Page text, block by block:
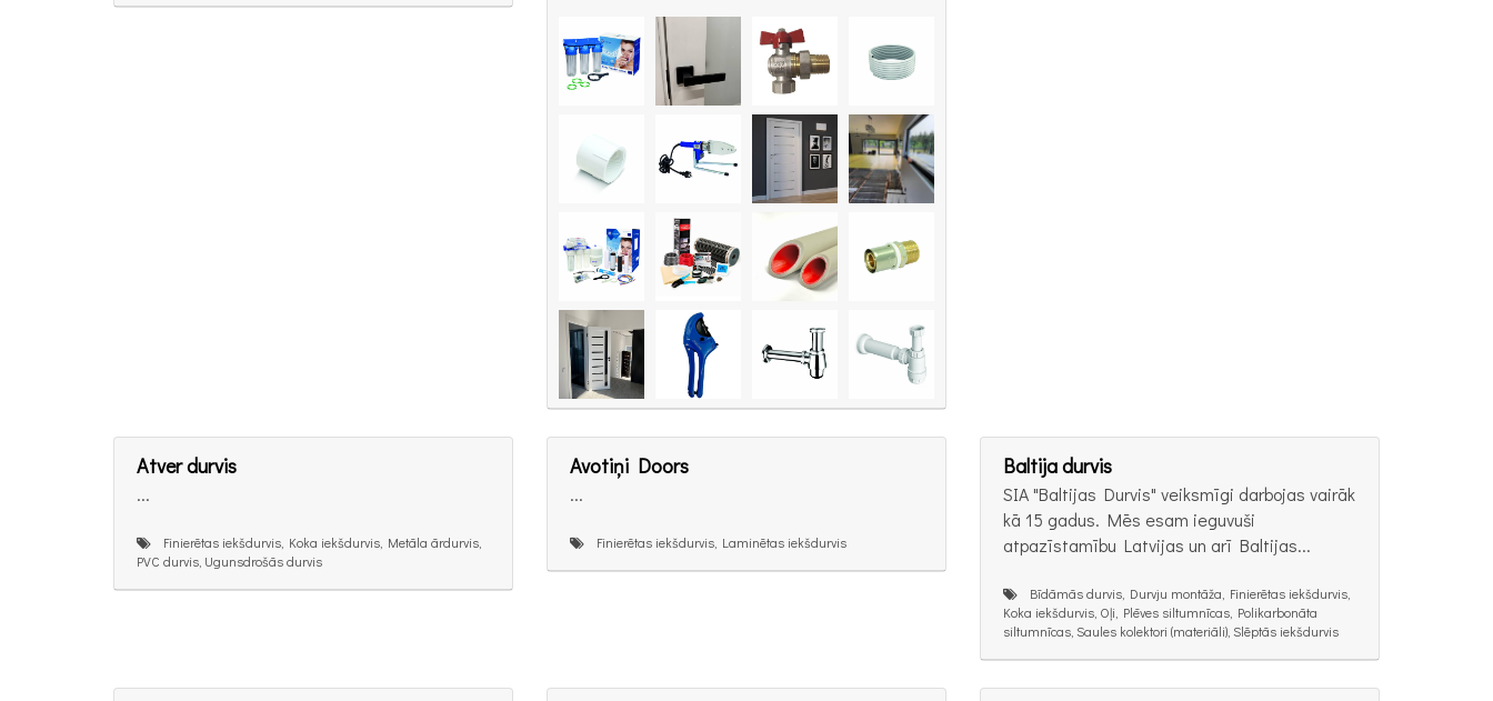
Atver durvis
...
Finierētas iekšdurvis, Koka iekšdurvis, Metāla ārdurvis,
PVC durvis, Ugunsdrošās durvis
Avotiņi Doors
...
Finierētas iekšdurvis, Laminētas iekšdurvis
Baltija durvis
SIA "Baltijas Durvis" veiksmīgi darbojas vairāk
kā 15 gadus. Mēs esam ieguvuši
atpazīstamību Latvijas un arī Baltijas...
Bīdāmās durvis, Durvju montāža, Finierētas iekšdurvis,
Koka iekšdurvis, Oļi, Plēves siltumnīcas, Polikarbonāta
siltumnīcas, Saules kolektori (materiāli), Slēptās iekšdurvis